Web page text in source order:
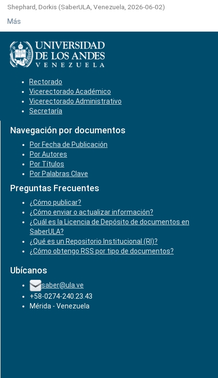
Shephard, Dorkis (SaberULA, Venezuela, 2026-06-02)
Más
Rectorado
Vicerectorado Académico
Vicerectorado Administrativo
Secretaría
Navegación por documentos
Por Fecha de Publicación
Por Autores
Por Títulos
Por Palabras Clave
Preguntas Frecuentes
¿Cómo publicar?
¿Cómo enviar o actualizar información?
¿Cuál es la Licencia de Depósito de documentos en
SaberULA?
¿Qué es un Repositorio Institucional (RI)?
¿Cómo obtengo RSS por tipo de documentos?
Ubícanos
saber@ula.ve
+58-0274-240.23.43
Mérida - Venezuela